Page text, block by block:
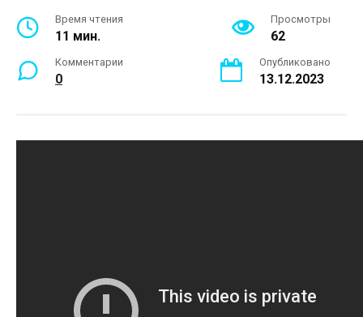
Время чтения
11 мин.
Просмотры
62
Комментарии
0
Опубликовано
13.12.2023